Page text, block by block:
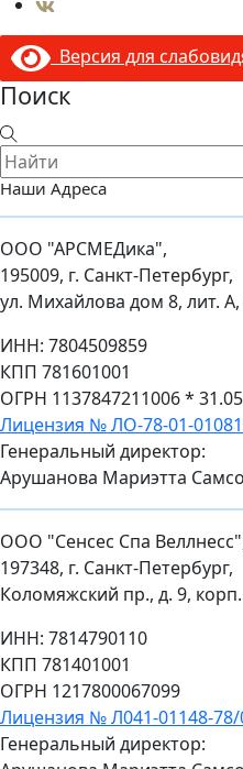
Версия для
Поиск
Наши Адреса
ООО "АРСМЕДика",
195009, г. Санкт-Петербург,
ул. Михайлова дом 8, лит.
ИНН: 7804509859
КПП 781601001
ОГРН 1137847211006 *
Лицензия № ЛО-78-01-
Генеральный директор:
Арушанова Мариэтта
ООО "Сенсес Спа
197348, г. Санкт-Петербург,
Коломяжский пр., д. 9,
ИНН: 7814790110
КПП 781401001
ОГРН 1217800067099
Лицензия № Л041-01148-78/
Генеральный директор: